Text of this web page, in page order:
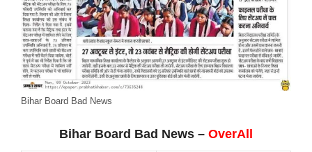
Bihar Board Bad News
Bihar Board Bad News – OverAll